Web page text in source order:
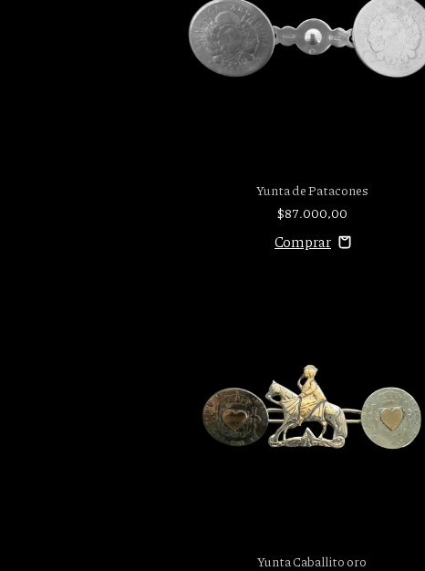
Yunta de Patacones
$87.000,00
Yunta Caballito oro